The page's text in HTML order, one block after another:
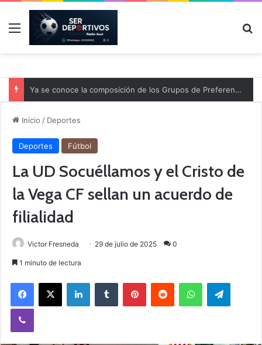
Menú
Ya se conoce la composición de los Grupos de Preferente y el calendario
Inicio / Deportes
Deportes Fútbol
La UD Socuéllamos y el Cristo de
la Vega CF sellan un acuerdo de
filialidad
Victor Fresneda 29 de julio de 2025 0
1 minuto de lectura